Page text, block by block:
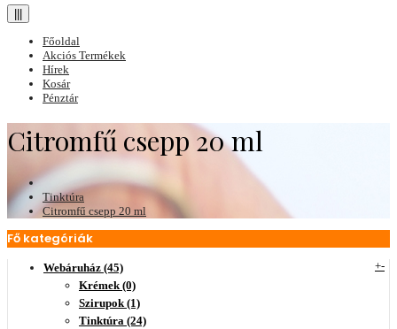
Főoldal
Akciós Termékek
Hírek
Kosár
Pénztár
Citromfű csepp 20 ml
Tinktúra
Citromfű csepp 20 ml
Fő kategóriák
Webáruház (45) +-
Krémek (0)
Szirupok (1)
Tinktúra (24)